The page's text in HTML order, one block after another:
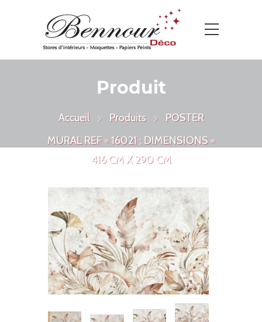
Produit
Accueil Produits
POSTER
MURAL REF = 16021 ; DIMENSIONS =
416 CM X 290 CM